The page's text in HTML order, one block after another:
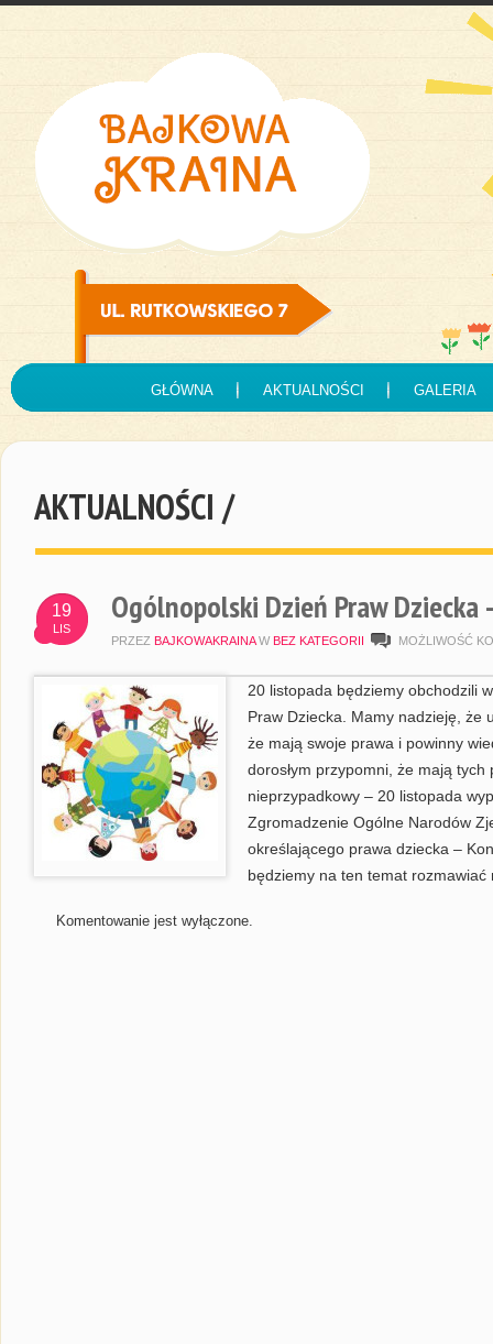
GŁÓWNA AKTUALNOŚCI GALERIA
AKTUALNOŚCI /
19
LIS
Ogólnopolski Dzień Praw
PRZEZ BAJKOWAKRAINA W BEZ KATEGORII MOŻLIWOŚĆ
20 listopada będziemy obchodzili
Praw Dziecka. Mamy nadzieję, że
że mają swoje prawa i powinny
dorosłym przypomni, że mają
nieprzypadkowy – 20 listopada
Zgromadzenie Ogólne Narodów
określającego prawa dziecka –
będziemy na ten temat
Komentowanie jest wyłączone.